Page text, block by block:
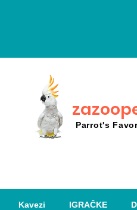
Parrot's
Kavezi IGRAČKE